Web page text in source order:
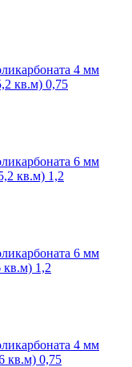
4 мм
кв.м) 0,75
6 мм
кв.м) 1,2
6 мм
кв.м) 1,2
4 мм
кв.м) 0,75